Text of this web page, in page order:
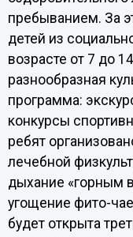
пребыванием. За
детей из
возрасте от 7 до
разнообразная
программа:
конкурсы
ребят
лечебной
дыхание «горным
угощение фито-
будет открыта